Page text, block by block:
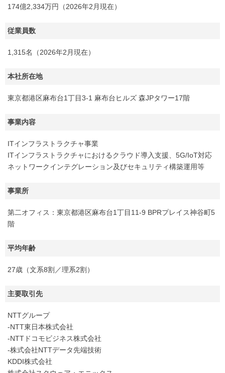
174億2,334万円（2026年2月現在）
従業員数
1,315名（2026年2月現在）
本社所在地
東京都港区麻布台1丁目3-1 麻布台ヒルズ 森JPタワー17階
事業内容
ITインフラストラクチャ事業
ITインフラストラクチャにおけるクラウド導入支援、5G/IoT対応
ネットワークインテグレーション及びセキュリティ構築運用等
事業所
第二オフィス：東京都港区麻布台1丁目11-9 BPRプレイス神谷町5
階
平均年齢
27歳（文系8割／理系2割）
主要取引先
NTTグループ
-NTT東日本株式会社
-NTTドコモビジネス株式会社
-株式会社NTTデータ先端技術
KDDI株式会社